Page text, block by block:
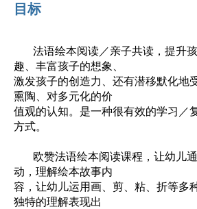
目标
法语绘本阅读／亲子共读，提升
趣、丰富孩子的想象、
激发孩子的创造力、还有潜移默化地
熏陶、对多元化的价
值观的认知。是一种很有效的学习／
方式。
欧赞法语绘本阅读课程，让幼儿
动，理解绘本故事内
容，让幼儿运用画、剪、粘、折等多
独特的理解表现出